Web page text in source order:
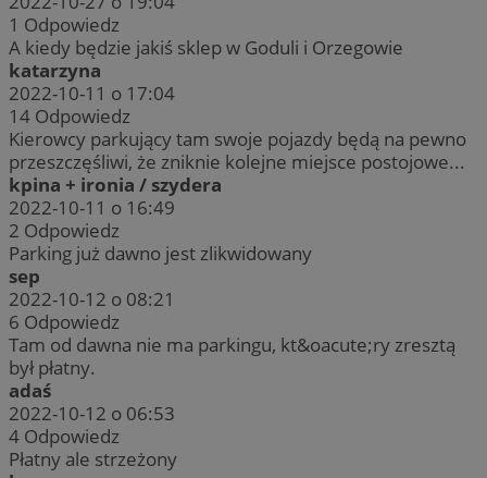
1 Odpowiedz
A kiedy będzie jakiś sklep w Goduli i Orzegowie
katarzyna
2022-10-11 o 17:04
14 Odpowiedz
Kierowcy parkujący tam swoje pojazdy będą na pewno
przeszczęśliwi, że zniknie kolejne miejsce postojowe...
kpina + ironia / szydera
2022-10-11 o 16:49
2 Odpowiedz
Parking już dawno jest zlikwidowany
sep
2022-10-12 o 08:21
6 Odpowiedz
Tam od dawna nie ma parkingu, kt&oacute;ry zresztą
był płatny.
adaś
2022-10-12 o 06:53
4 Odpowiedz
Płatny ale strzeżony